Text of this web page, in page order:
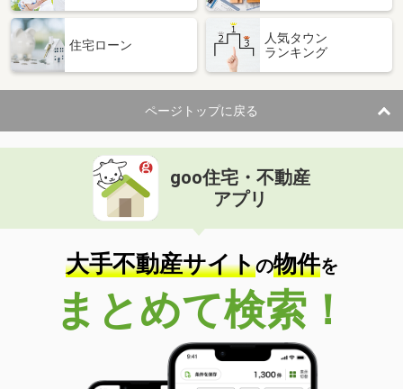
住宅ローン
人気タウン
ランキング
ページトップに戻る
goo住宅・不動産
アプリ
大手不動産サイトの物件を
まとめて検索！